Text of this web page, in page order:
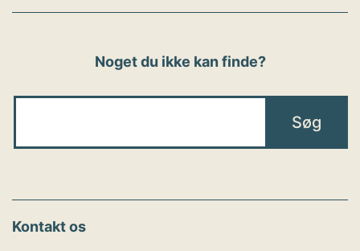
Noget du ikke kan finde?
Kontakt os